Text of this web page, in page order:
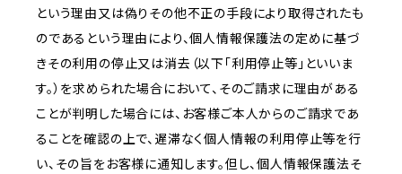
という理由又は偽りその他不正の手段により取得されたも
のであるという理由により、個人情報保護法の定めに基づ
きその利用の停止又は消去（以下「利用停止等」といいま
す。）を求められた場合において、そのご請求に理由がある
ことが判明した場合には、お客様ご本人からのご請求であ
ることを確認の上で、遅滞なく個人情報の利用停止等を行
い、その旨をお客様に通知します。但し、個人情報保護法そ